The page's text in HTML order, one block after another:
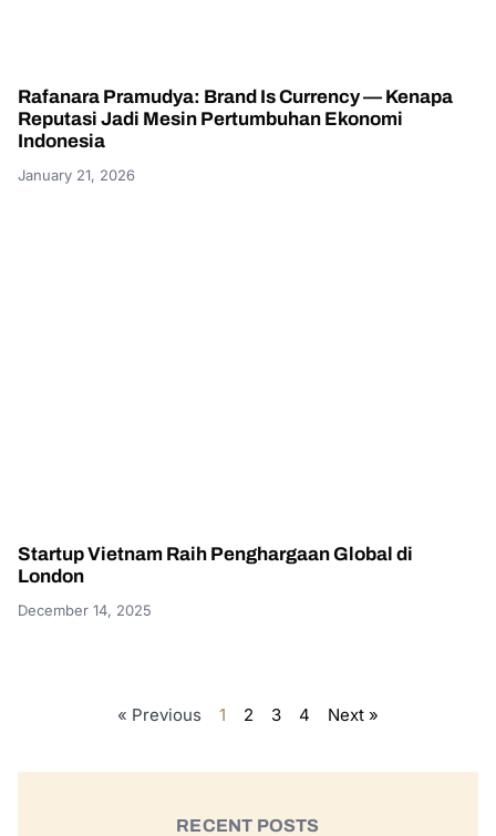
Rafanara Pramudya: Brand Is Currency — Kenapa
Reputasi Jadi Mesin Pertumbuhan Ekonomi
Indonesia
January 21, 2026
Startup Vietnam Raih Penghargaan Global di
London
December 14, 2025
« Previous 1 2 3 4 Next »
RECENT POSTS